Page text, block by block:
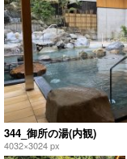
344_御所の湯(内観)
4032×3024 px